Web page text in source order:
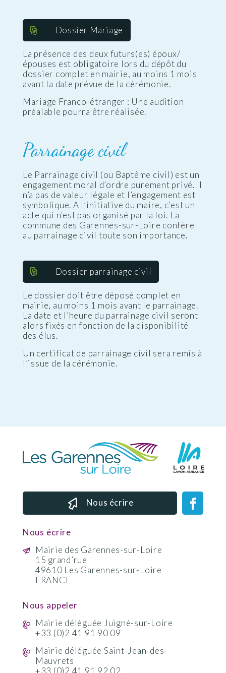
Dossier Mariage
La présence des deux futurs(es) époux/
épouses est obligatoire lors du dépôt du
dossier complet en mairie, au moins 1 mois
avant la date prévue de la cérémonie.
Mariage Franco-étranger : Une audition
préalable pourra être réalisée.
Parrainage civil
Le Parrainage civil (ou Baptême civil) est un
engagement moral d’ordre purement privé. Il
n’a pas de valeur légale et l’engagement est
symbolique. A l’initiative du maire, c’est un
acte qui n’est pas organisé par la loi. La
commune des Garennes-sur-Loire confère
au parrainage civil toute son importance.
Dossier parrainage civil
Le dossier doit être déposé complet en
mairie, au moins 1 mois avant le parrainage.
La date et l’heure du parrainage civil seront
alors fixés en fonction de la disponibilité
des élus.
Un certificat de parrainage civil sera remis à
l’issue de la cérémonie.
Nous écrire
Nous écrire
Mairie des Garennes-sur-Loire
15 grand’rue
49610 Les Garennes-sur-Loire
FRANCE
Nous appeler
Mairie déléguée Juigné-sur-Loire
+33 (0)2 41 91 90 09
Mairie déléguée Saint-Jean-des-
Mauvrets
+33 (0)2 41 91 92 02